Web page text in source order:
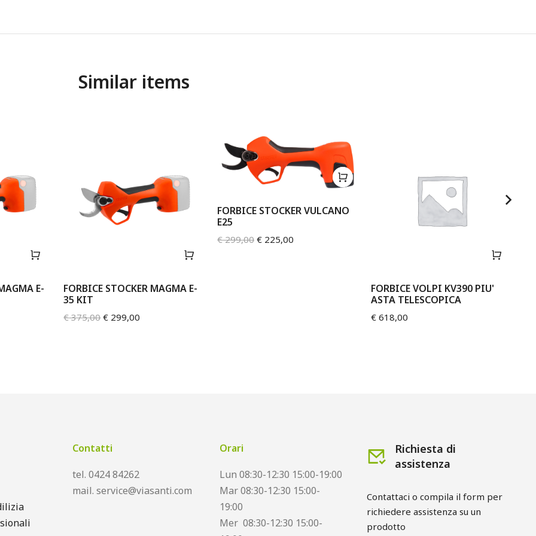
Similar items
E-
FORBICE STOCKER MAGMA E-
35 KIT
€375,00 € 299,00
FORBICE STOCKER VULCANO
E25
€299,00 € 225,00
FORBICE VOLPI KV390 PIU'
ASTA TELESCOPICA
€618,00
Contatti
tel. 0424 84262
mail. service@viasanti.com
Orari
Lun 08:30-12:30 15:00-19:00
Mar 08:30-12:30 15:00-
19:00
Mer 08:30-12:30 15:00-
Richiesta di
assistenza
Contattaci o compila il form per
richiedere assistenza su un
prodotto